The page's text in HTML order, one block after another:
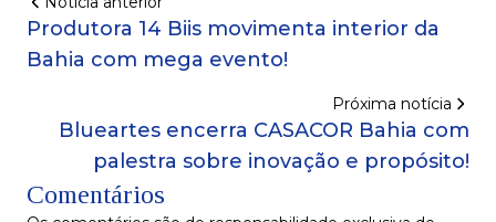
Produtora 14 Biis movimenta interior da
Bahia com mega evento!
Próxima notícia
Blueartes encerra CASACOR Bahia com
palestra sobre inovação e propósito!
Comentários